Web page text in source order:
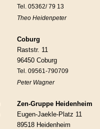
Tel. 05362/ 79 13
Theo Heidenpeter
Coburg
Raststr. 11
96450 Coburg
Tel. 09561-790709
Peter Wagner
Zen-Gruppe Heidenheim
Eugen-Jaekle-Platz 11
89518 Heidenheim